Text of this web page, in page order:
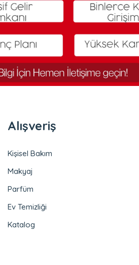
Alışveriş
Kişisel Bakım
Makyaj
Parfüm
Ev Temizliği
Katalog